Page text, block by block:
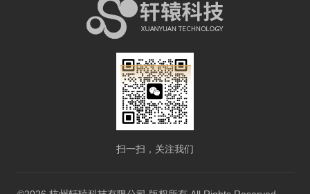
扫一扫，关注我们